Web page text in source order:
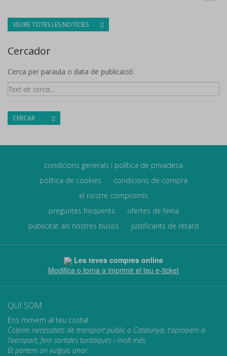
VEURE TOTES LES NOTÍCIES
Cercador
Cerca per paraula o data de publicació
CERCAR
condicions generals i política de privadesa
política de cookies
condicions de compra
el nostre compromís
preguntes freqüents
ofertes de feina
publicitat als nostres busos
justificants de retard
Les teves compres online
Modifica o torna a imprimir el teu e-ticket
QUI SOM
Ens movem al teu costat
Cobrim necessitats de transport públic a Catalunya, t’apropem a
l’aeroport, fem sortides turístiques i molt més.
Et portem on vulguis anar.